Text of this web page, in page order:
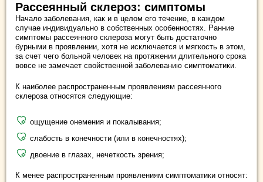
Рассеянный склероз: симптомы
Начало заболевания, как и в целом его течение, в каждом
случае индивидуально в собственных особенностях. Ранние
симптомы рассеянного склероза могут быть достаточно
бурными в проявлении, хотя не исключается и мягкость в этом,
за счет чего больной человек на протяжении длительного срока
вовсе не замечает свойственной заболеванию симптоматики.
К наиболее распространенным проявлениям рассеянного
склероза относятся следующие:
ощущение онемения и покалывания;
слабость в конечности (или в конечностях);
двоение в глазах, нечеткость зрения;
К менее распространенным проявлениям симптоматики относят: